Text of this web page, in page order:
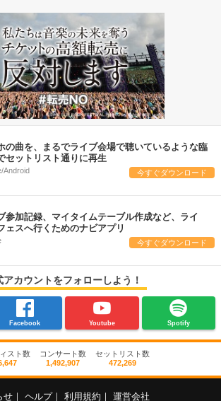
の曲を、まるでライブ会場で聴いているような臨
セットリスト通りに再生
Android 今すぐダウンロード
参加記録、マイタイムテーブル作成など、ライ
ェスへ行くためのナビアプリ
今すぐダウンロード
アカウントをフォローしよう！
Facebook Youtube Spotify
スト数
コンサート数
1,492,907
セットリスト数
472,269
せ ヘルプ 利用規約 運営会社